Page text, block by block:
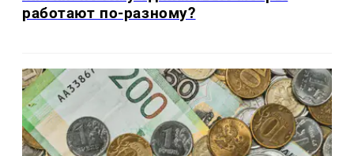
работают по-разному?